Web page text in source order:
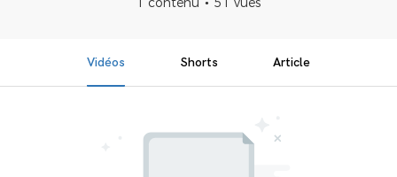
Vidéos Shorts Article